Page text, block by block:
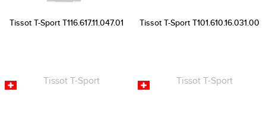
Tissot T-Sport T116.617.11.047.01 Tissot T-Sport T101.610.16.031.00